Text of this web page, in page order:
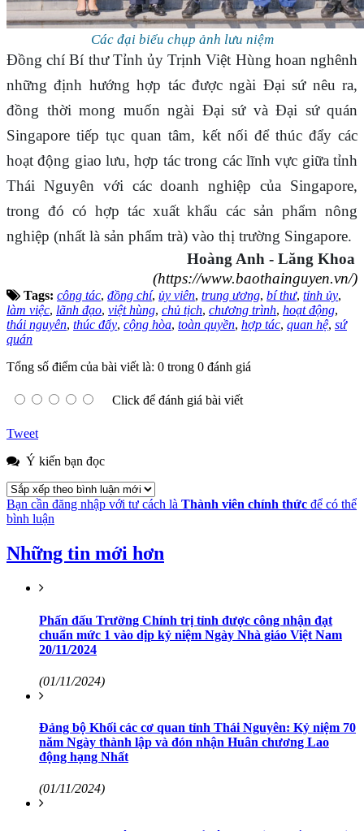
Các đại biểu chụp ảnh lưu niệm
Đồng chí Bí thư Tỉnh ủy Trịnh Việt Hùng hoan nghênh
những định hướng hợp tác được ngài Đại sứ nêu ra,
đồng thời mong muốn ngài Đại sứ và Đại sứ quán
Singapore tiếp tục quan tâm, kết nối để thúc đẩy các
hoạt động giao lưu, hợp tác trong các lĩnh vực giữa tỉnh
Thái Nguyên với các doanh nghiệp của Singapore,
trong đó có hợp tác xuất khẩu các sản phẩm nông
nghiệp (nhất là sản phẩm trà) vào thị trường Singapore.
Hoàng Anh - Lăng Khoa
(https://www.baothainguyen.vn/)
Tags: công tác, đồng chí, ủy viên, trung ương, bí thư, tỉnh ủy,
làm việc, lãnh đạo, việt hùng, chủ tịch, chương trình, hoạt động,
thái nguyên, thúc đẩy, cộng hòa, toàn quyền, hợp tác, quan hệ, sứ
quán
Tổng số điểm của bài viết là: 0 trong 0 đánh giá
Click để đánh giá bài viết
Tweet
Ý kiến bạn đọc
Bạn cần đăng nhập với tư cách là Thành viên chính thức để có thể
bình luận
Những tin mới hơn
Phấn đấu Trường Chính trị tỉnh được công nhận đạt
chuẩn mức 1 vào dịp kỷ niệm Ngày Nhà giáo Việt Nam
20/11/2024
(01/11/2024)
Đảng bộ Khối các cơ quan tỉnh Thái Nguyên: Kỷ niệm 70
năm Ngày thành lập và đón nhận Huân chương Lao
động hạng Nhất
(01/11/2024)